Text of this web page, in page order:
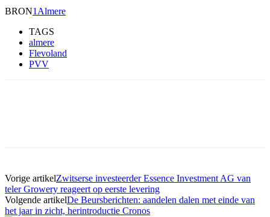
BRON1Almere
TAGS
almere
Flevoland
PVV
Vorige artikelZwitserse investeerder Essence Investment AG van
teler Growery reageert op eerste levering
Volgende artikelDe Beursberichten: aandelen dalen met einde van
het jaar in zicht, herintroductie Cronos